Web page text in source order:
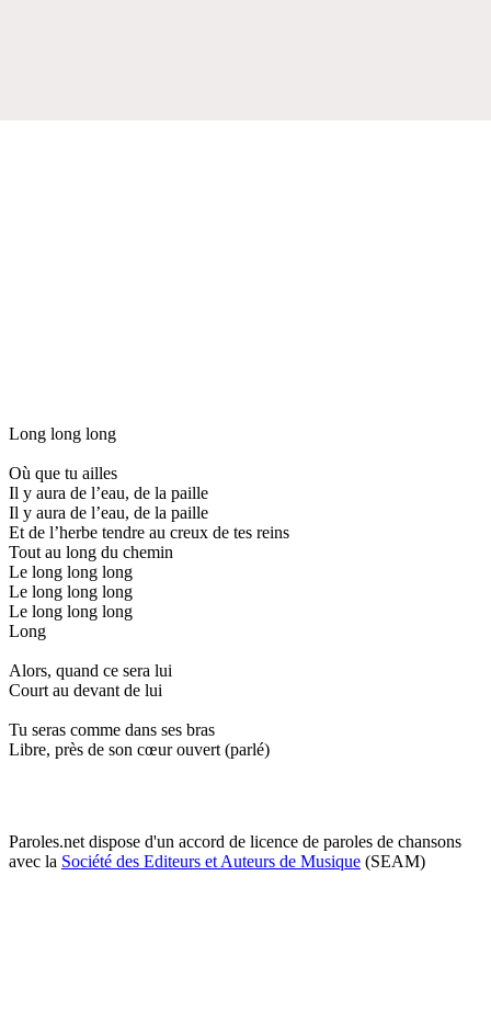
Long long long
Où que tu ailles
Il y aura de l’eau, de la paille
Il y aura de l’eau, de la paille
Et de l’herbe tendre au creux de tes reins
Tout au long du chemin
Le long long long
Le long long long
Le long long long
Long
Alors, quand ce sera lui
Court au devant de lui
Tu seras comme dans ses bras
Libre, près de son cœur ouvert (parlé)
Paroles.net dispose d'un accord de licence de paroles de chansons
avec la Société des Editeurs et Auteurs de Musique (SEAM)